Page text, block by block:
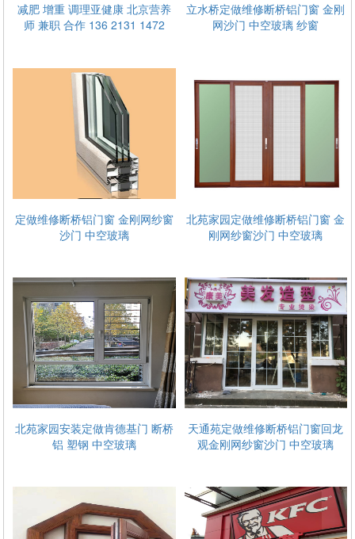
天通苑断桥铝推拉窗
天通苑西一区断桥铝
减肥 增重 调理亚健康 北京营养
师 兼职 合作 136 2131 1472
立水桥定做维修断桥铝门窗 金刚
网沙门 中空玻璃 纱窗
定做维修断桥铝门窗 金刚网纱窗
沙门 中空玻璃
北苑家园定做维修断桥铝门窗 金
刚网纱窗沙门 中空玻璃
北苑家园安装定做肯德基门 断桥
铝 塑钢 中空玻璃
天通苑定做维修断桥铝门窗回龙
观金刚网纱窗沙门 中空玻璃